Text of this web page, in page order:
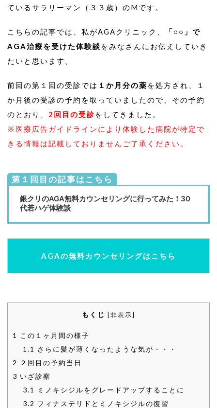
ているサラリーマン（３３歳）のMです。
こちらの記事では、私がAGAクリニック、
「○○」で
AGA治療を受けた体験談 をみなさんにお伝えしていき
たいと思います。
前回の第１回の受診では １か月分の薬 を処方され、１
か月後の受診の予約を取っていましたので、その予約
のとおり、 2回目の受診をしてきました。
※医療広告ガイドラインにより体験した病院が特定で
きる情報は記載しておりませんご了承ください。
第１回目の記事はこちら
AGAの無料カウンセリングはこちら
もくじ [非表示]
1
この１ヶ月間の様子
1.1
さらに髪が薄くなったような気が・・・
2
２回目の予約当日
3 いざ診察
3.1
ミノキシジルをグレードアップすることに
3.2 フィナステリドとミノキシジルの復習